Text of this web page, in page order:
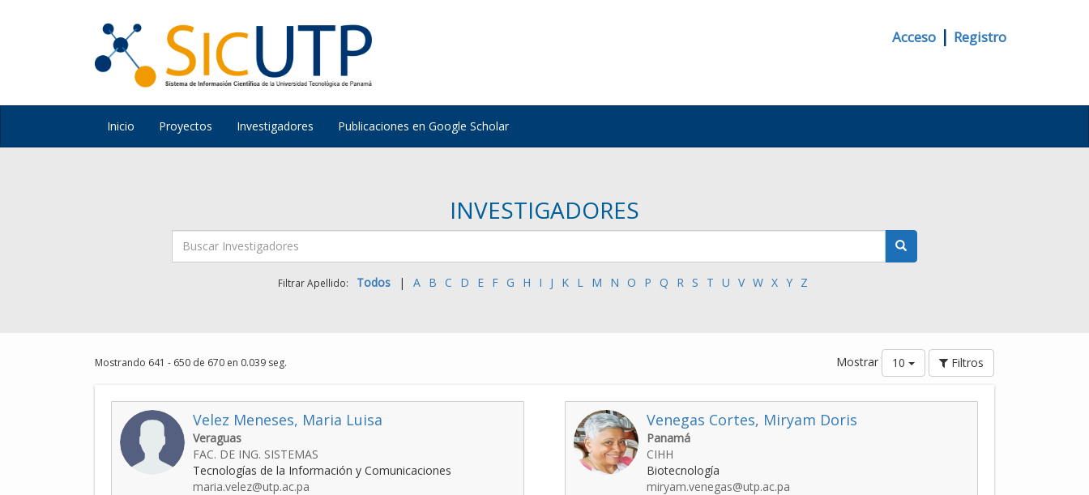
Acceso | Registro
Inicio Proyectos Investigadores Publicaciones en Google Scholar
INVESTIGADORES
Filtrar Apellido: Todos | A B C D E F G H I J K L M N O P Q R S T U V W X Y Z
Mostrando 641 - 650 de 670 en 0.039 seg. Mostrar 10 Filtros
Velez Meneses, Maria Luisa
Veraguas
FAC. DE ING. SISTEMAS
Tecnologías de la Información y Comunicaciones
maria.velez@utp.ac.pa
Venegas Cortes, Miryam Doris
Panamá
CIHH
Biotecnología
miryam.venegas@utp.ac.pa